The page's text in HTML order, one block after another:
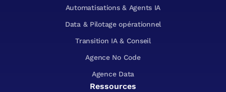
Automatisations & Agents IA
Data & Pilotage opérationnel
Transition IA & Conseil
Agence No Code
Agence Data
Ressources